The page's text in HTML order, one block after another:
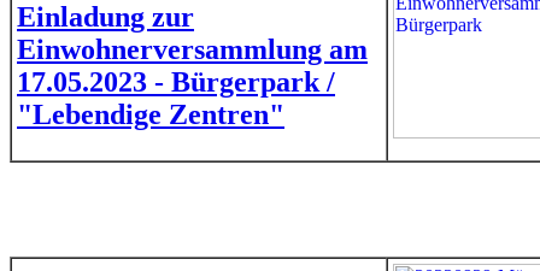
Einladung zur
Einwohnerversammlung am
17.05.2023 - Bürgerpark /
"Lebendige Zentren"